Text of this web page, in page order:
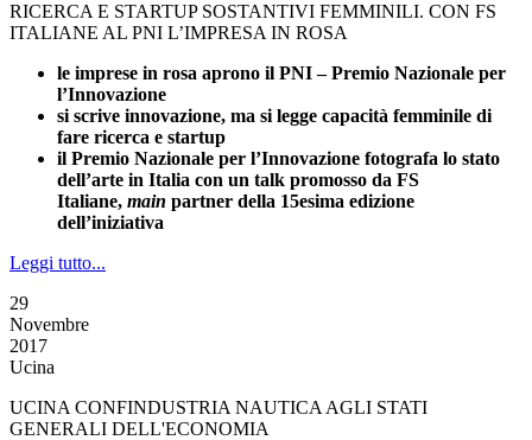
RICERCA E STARTUP SOSTANTIVI FEMMINILI. CON FS
ITALIANE AL PNI L’IMPRESA IN ROSA
le imprese in rosa aprono il PNI – Premio Nazionale per
l’Innovazione
si scrive innovazione, ma si legge capacità femminile di
fare ricerca e startup
il Premio Nazionale per l’Innovazione fotografa lo stato
dell’arte in Italia con un talk promosso da FS
Italiane, main partner della 15esima edizione
dell’iniziativa
Leggi tutto...
29
Novembre
2017
Ucina
UCINA CONFINDUSTRIA NAUTICA AGLI STATI
GENERALI DELL'ECONOMIA